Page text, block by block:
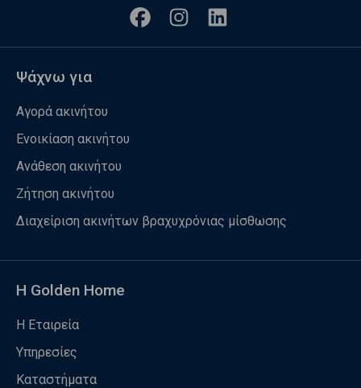
Ψάχνω για
Αγορά ακινήτου
Ενοικίαση ακινήτου
Ανάθεση ακινήτου
Ζήτηση ακινήτου
Διαχείριση ακινήτων βραχυχρόνιας μίσθωσης
Η Golden Home
Η Εταιρεία
Υπηρεσίες
Καταστήματα